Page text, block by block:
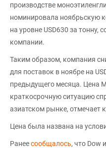
производстве
номинировала ноябрьскую
на уровне USD630 за тонну,
компании.
Таким образом, компания
для поставок в ноябре на
предыдущего месяца. Цена
краткосрочную ситуацию
азиатском рынке, отмечает
Цена была названа на
Ранеесообщалось, что Dow